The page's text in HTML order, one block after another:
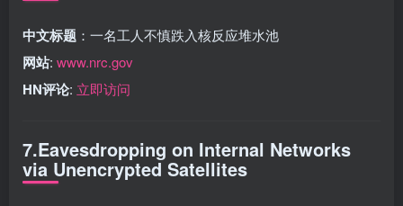
中文标题 ：一名工人不慎跌入核反应堆水池
网站: www.nrc.gov
HN评论: 立即访问
7.Eavesdropping on Internal Networks
via Unencrypted Satellites